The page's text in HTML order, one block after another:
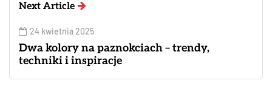
Next Article
24 kwietnia 2025
Dwa kolory na paznokciach – trendy,
techniki i inspiracje